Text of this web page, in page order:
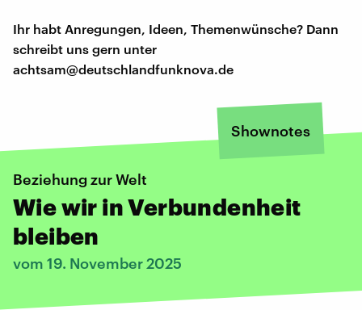
Ihr habt Anregungen, Ideen, Themenwünsche? Dann
schreibt uns gern unter
achtsam@deutschlandfunknova.de
Shownotes
Beziehung zur Welt
Wie wir in Verbundenheit
bleiben
vom 19. November 2025